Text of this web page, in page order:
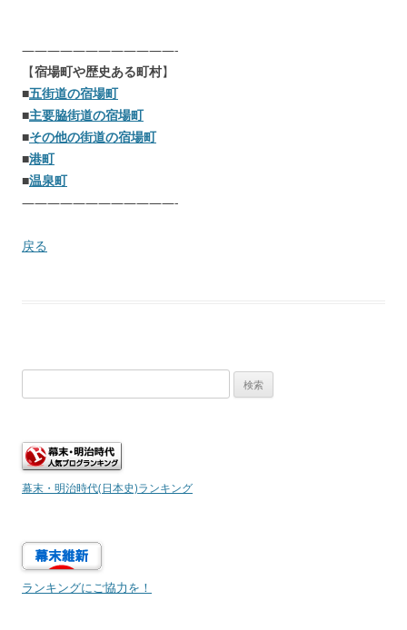
————————————-
【宿場町や歴史ある町村】
■五街道の宿場町
■主要脇街道の宿場町
■その他の街道の宿場町
■港町
■温泉町
————————————-
戻る
索:
幕末・明治時代(日本史)ランキング
ランキングにご協力を！